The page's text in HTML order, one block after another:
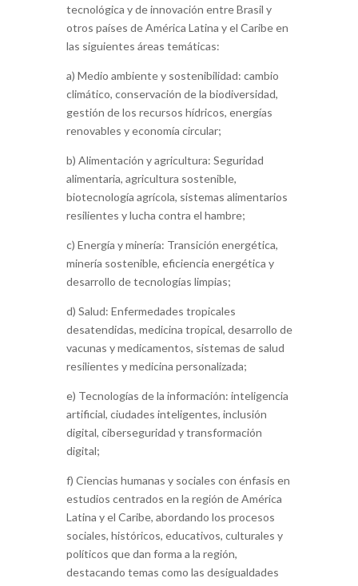
tecnológica y de innovación entre Brasil y
otros países de América Latina y el Caribe en
las siguientes áreas temáticas:
a) Medio ambiente y sostenibilidad: cambio
climático, conservación de la biodiversidad,
gestión de los recursos hídricos, energías
renovables y economía circular;
b) Alimentación y agricultura: Seguridad
alimentaria, agricultura sostenible,
biotecnología agrícola, sistemas alimentarios
resilientes y lucha contra el hambre;
c) Energía y minería: Transición energética,
minería sostenible, eficiencia energética y
desarrollo de tecnologías limpias;
d) Salud: Enfermedades tropicales
desatendidas, medicina tropical, desarrollo de
vacunas y medicamentos, sistemas de salud
resilientes y medicina personalizada;
e) Tecnologías de la información: inteligencia
artificial, ciudades inteligentes, inclusión
digital, ciberseguridad y transformación
digital;
f) Ciencias humanas y sociales con énfasis en
estudios centrados en la región de América
Latina y el Caribe, abordando los procesos
sociales, históricos, educativos, culturales y
políticos que dan forma a la región,
destacando temas como las desigualdades